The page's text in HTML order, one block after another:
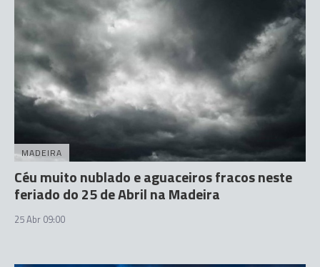
MADEIRA
Céu muito nublado e aguaceiros fracos neste
feriado do 25 de Abril na Madeira
25 Abr 09:00